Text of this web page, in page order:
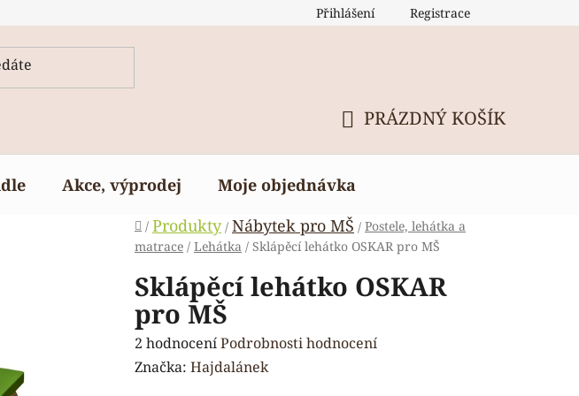
Přihlášení Registrace
KOŠÍK
PRÁZDNÝ KOŠÍK
Akce, výprodej Moje objednávka
Domů
/ Produkty / Nábytek pro MŠ / Postele, lehátka a
matrace / Lehátka / Sklápěcí lehátko OSKAR pro MŠ
Sklápěcí lehátko OSKAR
pro MŠ
Průměrné
hodnocení
2 hodnoceníPodrobnosti hodnocení
Značka: Hajdalánek